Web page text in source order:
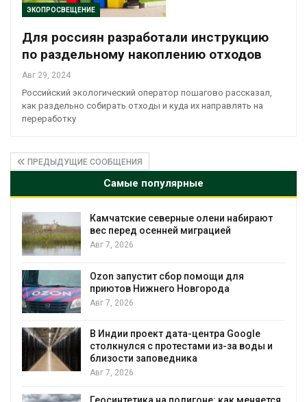
ЭКОПРОСВЕЩЕНИЕ
Для россиян разработали инструкцию
по раздельному накоплению отходов
Авг 29, 2024
Российский экологический оператор пошагово рассказал,
как раздельно собирать отходы и куда их направлять на
переработку
ПРЕДЫДУЩИЕ СООБЩЕНИЯ
Самые популярные
набирают
для
Google
за воды и
Тайфун, засуха и пожары: сразу
несколько регионов
Солнечные панели над
воду
Авг 7, 2026